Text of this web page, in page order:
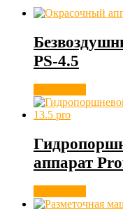
PS-4.5
аппарат